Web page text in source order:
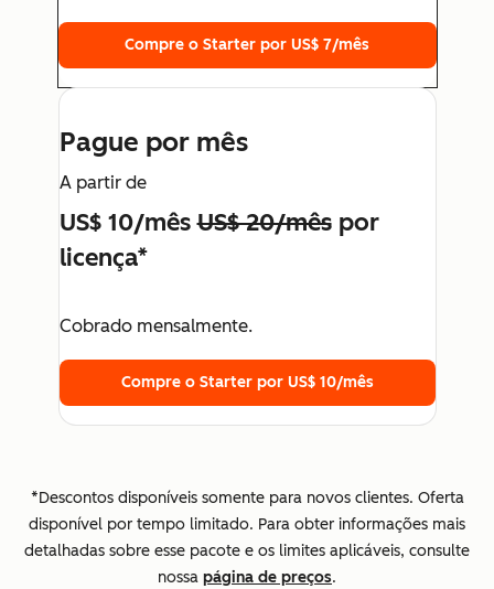
Compre o Starter por US$ 7/mês
Pague por mês
A partir de
US$ 10/mêsUS$ 20/mêspor
licença*
Cobrado mensalmente.
Compre o Starter por US$ 10/mês
*Descontos disponíveis somente para novos clientes. Oferta
disponível por tempo limitado. Para obter informações mais
detalhadas sobre esse pacote e os limites aplicáveis, consulte
nossa página de preços.